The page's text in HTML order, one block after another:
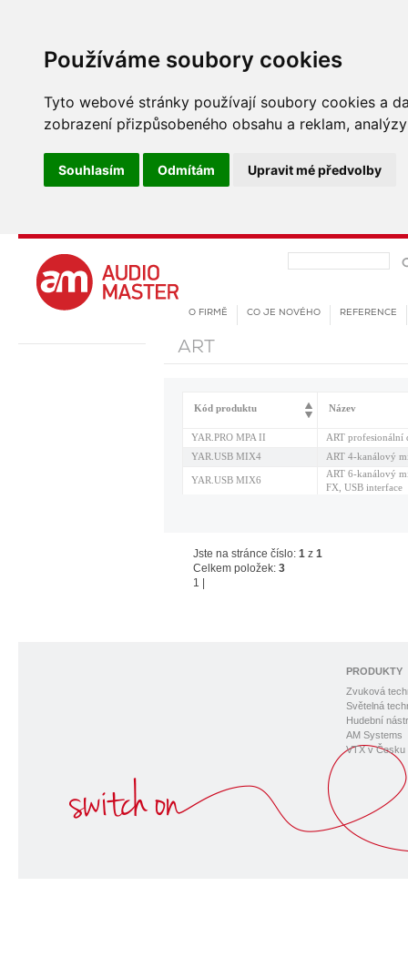
Používáme soubory cookies
Tyto webové stránky používají soubory cookies a
zobrazení přizpůsobeného obsahu a reklam,
Souhlasím Odmítám Upravit mé předvolby
ART
Kód produktu Název
YAR.PRO MPA II
ART profesionální
YAR.USB MIX4
ART 4-kanálový
YAR.USB MIX6
ART 6-kanálový
FX, USB interface
Jste na stránce číslo: 1 z 1
Celkem položek: 3
1
REFERENCE
CO JE NOVÉHO
O FIRMĚ
PRODUKTY
Zvuková
Světelná
Hudební
AM Systems
VTX v Česku